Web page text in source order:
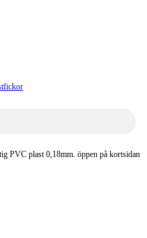
PVC plast 0,18mm. öppen på kortsidan